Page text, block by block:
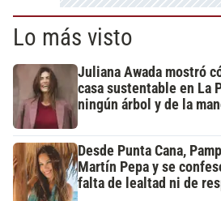
Lo más visto
Juliana Awada mostró
casa sustentable en La
ningún árbol y de la
Desde Punta Cana,
Martín Pepa y se
falta de lealtad ni de